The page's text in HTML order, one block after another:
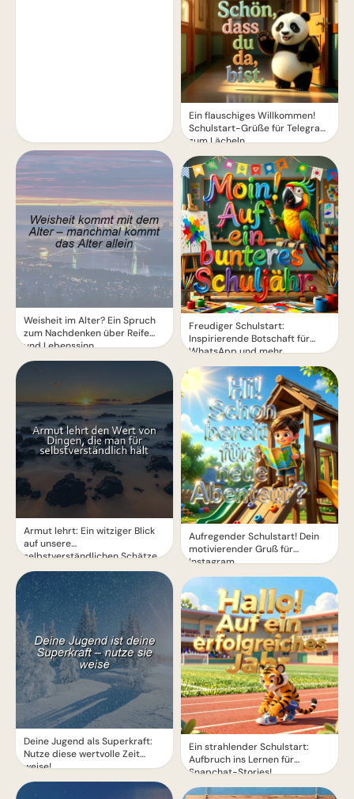
Weisheit im Alter? Ein Spruch
zum Nachdenken über Reife
und Lebenssinn
Armut lehrt: Ein witziger Blick
auf unsere
selbstverständlichen Schätze
Deine Jugend als Superkraft:
Nutze diese wertvolle Zeit
weise!
Ein flauschiges Willkommen!
Schulstart-Grüße für Telegram
zum Lächeln
Freudiger Schulstart:
Inspirierende Botschaft für
WhatsApp und mehr
Aufregender Schulstart! Dein
motivierender Gruß für
Instagram
Ein strahlender Schulstart:
Aufbruch ins Lernen für
Snapchat-Stories!